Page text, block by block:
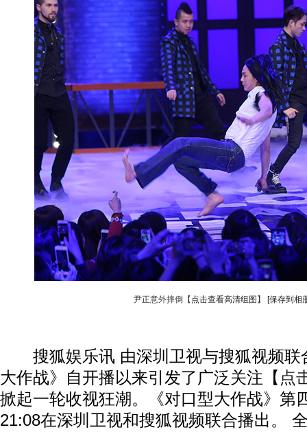
尹正意外摔倒【 点击查看高清组图 】 [保存到相
搜狐娱乐讯 由深圳卫视与搜狐视频联
大作战》自开播以来引发了广泛关注【 点
掀起一轮收视狂潮。《对口型大作战》第
21:08在深圳卫视和搜狐视频联合播出。